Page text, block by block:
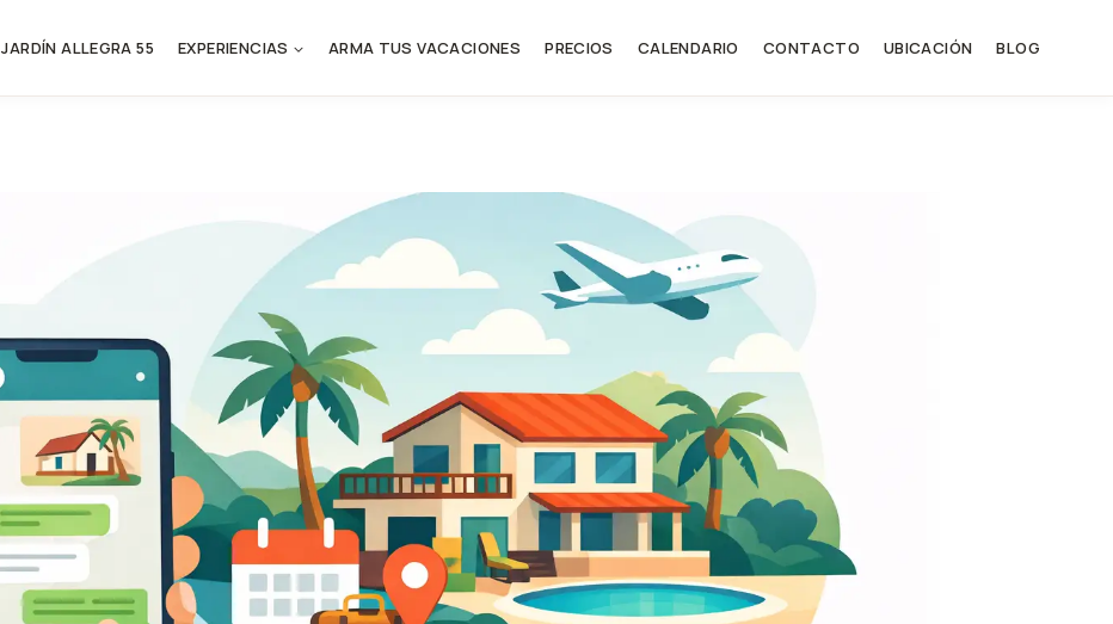
JARDÍN ALLEGRA 55 EXPERIENCIAS ARMA TUS VACACIONES PRECIOS CALENDARIO CONTACTO UBICACIÓN BLOG